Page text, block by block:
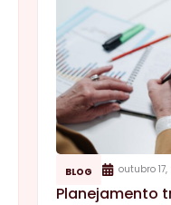
BLOG outubro
Planejamento